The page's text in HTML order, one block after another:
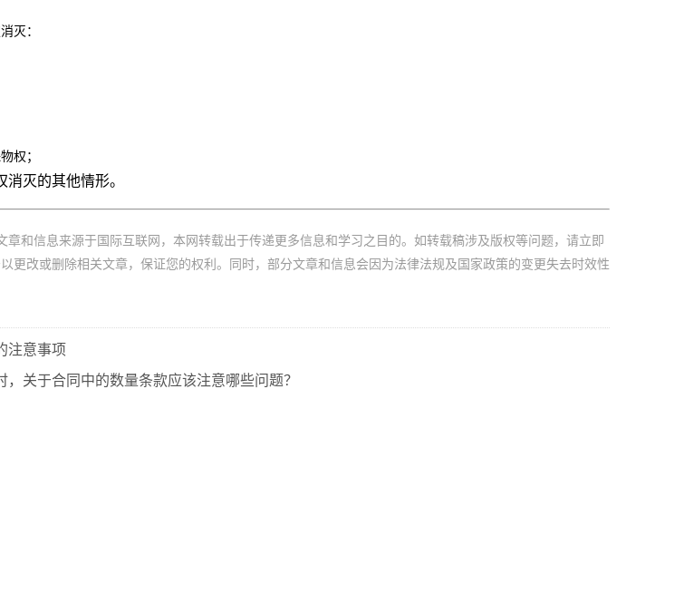
灭：
权；
消灭的其他情形。
章和信息来源于国际互联网，本网转载出于传递更多信息和学习之目的。如转载稿涉及版权等问题，请立即
更改或删除相关文章，保证您的权利。同时，部分文章和信息会因为法律法规及国家政策的变更失去时效性
注意事项
，关于合同中的数量条款应该注意哪些问题？